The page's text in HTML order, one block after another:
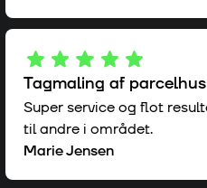
Tagmaling af parcelhus
Super service og flot
til andre i området.
Marie Jensen